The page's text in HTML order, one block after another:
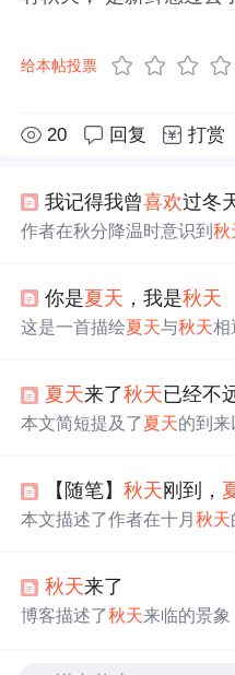
给本帖投票
20 回复 打赏
我记得我曾喜欢过冬
作者在秋分降温时意识到秋
对 夏天结束的感慨和对四季
你是夏天 ，我是秋天
这是一首描绘夏天与秋天相
夏天来了秋天已经不
本文简短提及了夏天的到来
【随笔】秋天刚到，
本文描述了作者在十月秋天
变化。文章表达了对自然
恋。
秋天来了
博客描述了秋天来临的景象